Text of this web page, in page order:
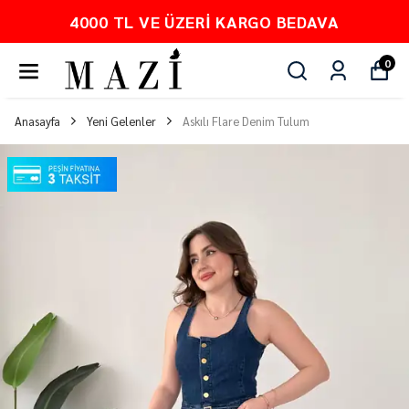
4000 TL VE ÜZERI KARGO BEDAVA
0
Anasayfa Yeni Gelenler Askılı Flare Denim Tulum